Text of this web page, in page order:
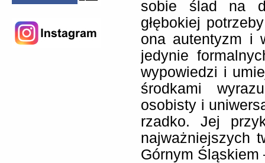
sobie ślad na
głębokiej
ona autentyzm i
jedynie
wypowiedzi i
środkami
osobisty i
rzadko. Jej
najważniejszych
Górnym Śląskiem